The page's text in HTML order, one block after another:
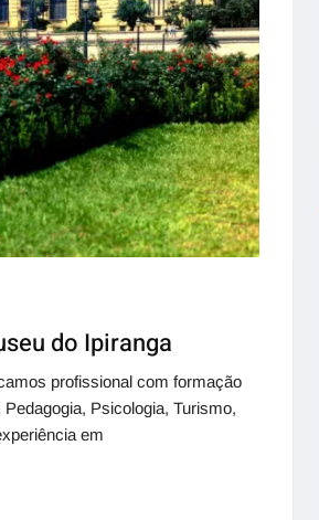
do Ipiranga
profissional com formação
Psicologia, Turismo,
em